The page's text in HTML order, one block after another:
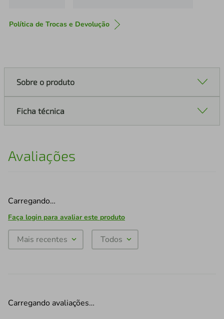
Política de Trocas e Devolução
Sobre o produto
Ficha técnica
Avaliações
Carregando…
Faça login para avaliar este produto
Mais recentes Todos
Carregando avaliações…